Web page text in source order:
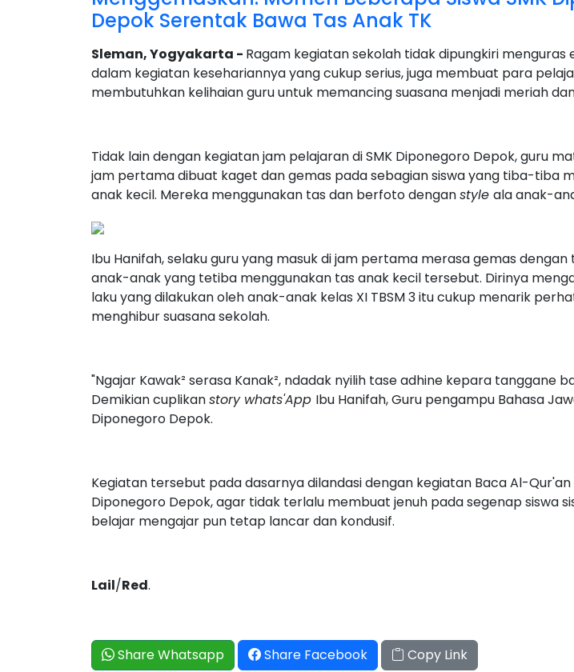
Depok Serentak Bawa Tas Anak TK
Sleman, Yogyakarta - Ragam kegiatan sekolah tidak dipungkiri menguras
dalam kegiatan kesehariannya yang cukup serius, juga membuat para
membutuhkan kelihaian guru untuk memancing suasana menjadi meriah
Tidak lain dengan kegiatan jam pelajaran di SMK Diponegoro Depok, guru
jam pertama dibuat kaget dan gemas pada sebagian siswa yang tiba-tiba
anak kecil. Mereka menggunakan tas dan berfoto denganstyle ala anak-
Ibu Hanifah, selaku guru yang masuk di jam pertama merasa gemas dengan
anak-anak yang tetiba menggunakan tas anak kecil tersebut. Dirinya
laku yang dilakukan oleh anak-anak kelas XI TBSM 3 itu cukup menarik
menghibur suasana sekolah.
"Ngajar Kawak² serasa Kanak², ndadak nyilih tase adhine kepara tanggane
Demikian cuplikanstory whats'App Ibu Hanifah, Guru pengampu Bahasa
Diponegoro Depok.
Kegiatan tersebut pada dasarnya dilandasi dengan kegiatan Baca Al-Qur'an
Diponegoro Depok, agar tidak terlalu membuat jenuh pada segenap siswa
belajar mengajar pun tetap lancar dan kondusif.
Lail/Red.
Share Whatsapp Share Facebook Copy Link